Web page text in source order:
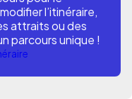
l’itinéraire,
attraits ou des
parcours unique !